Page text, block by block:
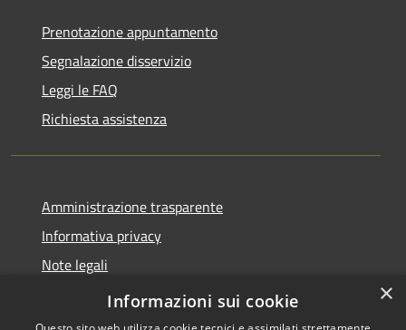
Prenotazione appuntamento
Segnalazione disservizio
Leggi le FAQ
Richiesta assistenza
Amministrazione trasparente
Informativa privacy
Note legali
Dichiarazione di accessibilità
×
Informazioni sui cookie